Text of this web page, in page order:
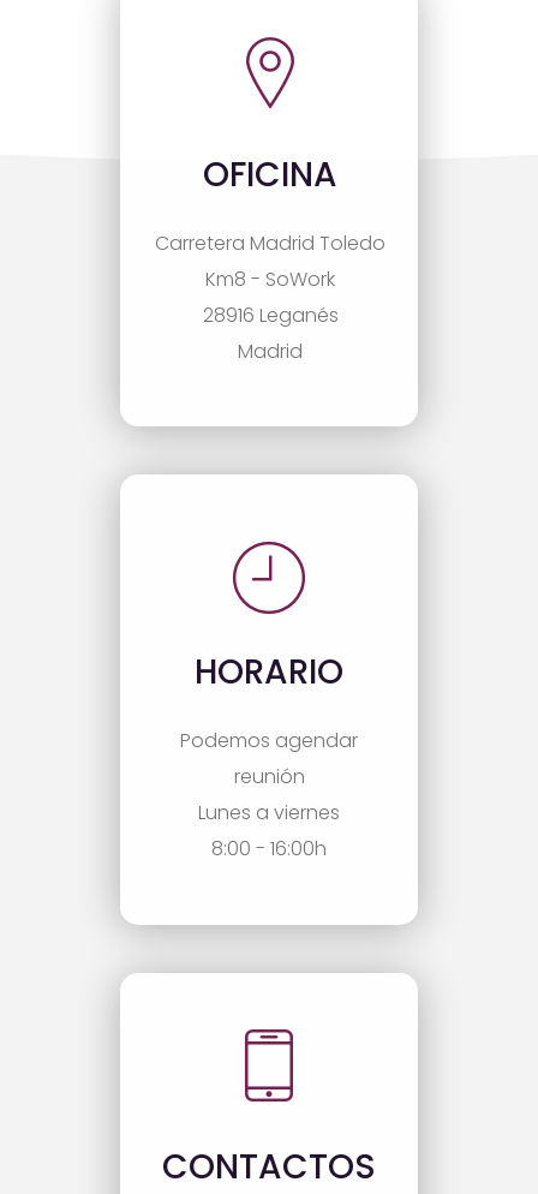
OFICINA
Carretera Madrid Toledo
Km8 - SoWork
28916 Leganés
Madrid
HORARIO
Podemos agendar
reunión
Lunes a viernes
8:00 - 16:00h
CONTACTOS